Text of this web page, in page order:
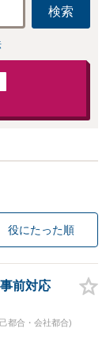
検索
役にたった順
前対応
都合・会社都合)